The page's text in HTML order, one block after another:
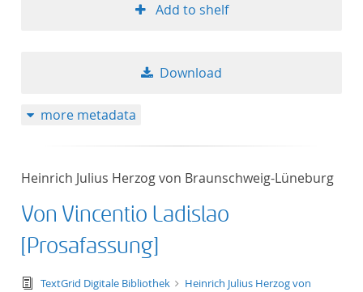
Add to shelf
Download
more metadata
Heinrich Julius Herzog von Braunschweig-Lüneburg
Von Vincentio Ladislao
[Prosafassung]
text/tg.edition+tg.aggregation+xml
TextGrid Digitale Bibliothek
Heinrich Julius Herzog von